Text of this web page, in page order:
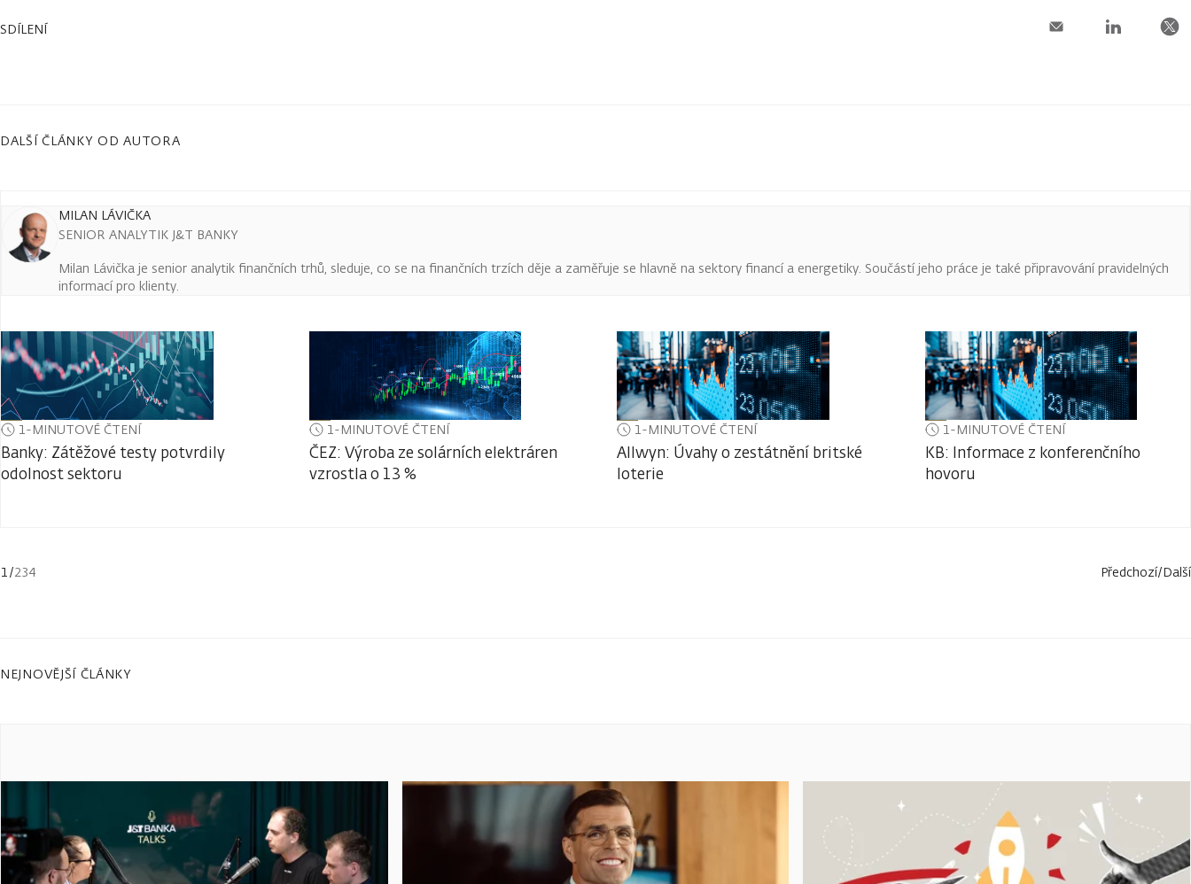
SDÍLENÍ
DALŠÍ ČLÁNKY OD AUTORA
MILAN LÁVIČKA
SENIOR ANALYTIK J&T BANKY
Milan Lávička je senior analytik finančních trhů, sleduje, co se na finančních trzích děje a zaměřuje se hlavně na sektory financí a energetiky. Součástí jeho práce je také připravování pravidelných
informací pro klienty.
1-MINUTOVÉ ČTENÍ
Banky: Zátěžové testy potvrdily
odolnost sektoru
1-MINUTOVÉ ČTENÍ
ČEZ: Výroba ze solárních elektráren
vzrostla o 13 %
1-MINUTOVÉ ČTENÍ
Allwyn: Úvahy o zestátnění britské
loterie
1-MINUTOVÉ ČTENÍ
KB: Informace z konferenčního
hovoru
1 /234 Předchozí/Další
NEJNOVĚJŠÍ ČLÁNKY